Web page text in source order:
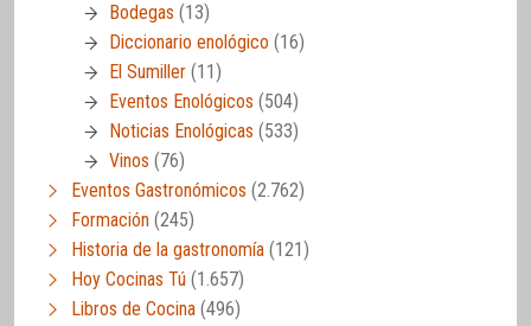
Bodegas (13)
Diccionario enológico (16)
El Sumiller (11)
Eventos Enológicos (504)
Noticias Enológicas (533)
Vinos (76)
Eventos Gastronómicos (2.762)
Formación (245)
Historia de la gastronomía (121)
Hoy Cocinas Tú (1.657)
Libros de Cocina (496)